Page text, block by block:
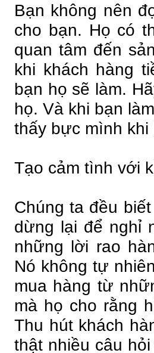
Bạn không nên
cho bạn. Họ có
quan tâm đến
khi khách hàng
bạn họ sẽ làm.
họ. Và khi bạn
thấy bực mình
Tạo cảm tình với
Chúng ta đều
dừng lại để nghỉ
những lời rao
Nó không tự
mua hàng từ
mà họ cho rằng
Thu hút khách
thật nhiều câu